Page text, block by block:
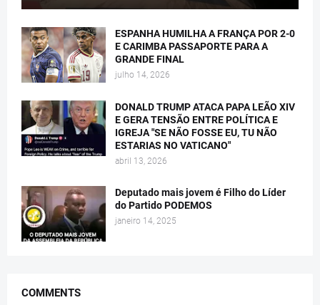
ESPANHA HUMILHA A FRANÇA POR 2-0
E CARIMBA PASSAPORTE PARA A
GRANDE FINAL
julho 14, 2026
DONALD TRUMP ATACA PAPA LEÃO XIV
E GERA TENSÃO ENTRE POLÍTICA E
IGREJA "SE NÃO FOSSE EU, TU NÃO
ESTARIAS NO VATICANO"
abril 13, 2026
Deputado mais jovem é Filho do Líder
do Partido PODEMOS
janeiro 14, 2025
COMMENTS